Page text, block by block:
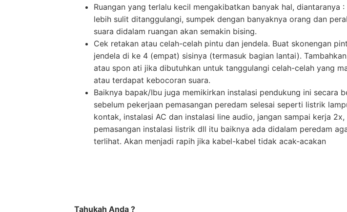
Ruangan yang terlalu kecil mengakibatkan banyak hal, diantaranya :
lebih sulit ditanggulangi, sumpek dengan banyaknya orang dan
suara didalam ruangan akan semakin bising.
Cek retakan atau celah-celah pintu dan jendela. Buat skonengan
jendela di ke 4 (empat) sisinya (termasuk bagian lantai).
atau spon ati jika dibutuhkan untuk tanggulangi celah-celah yang
atau terdapat kebocoran suara.
Baiknya bapak/Ibu juga memikirkan instalasi pendukung ini secara
sebelum pekerjaan pemasangan peredam selesai seperti listrik
kontak, instalasi AC dan instalasi line audio, jangan sampai kerja 2x,
pemasangan instalasi listrik dll itu baiknya ada didalam peredam
terlihat. Akan menjadi rapih jika kabel-kabel tidak acak-acakan
Tahukah Anda ?